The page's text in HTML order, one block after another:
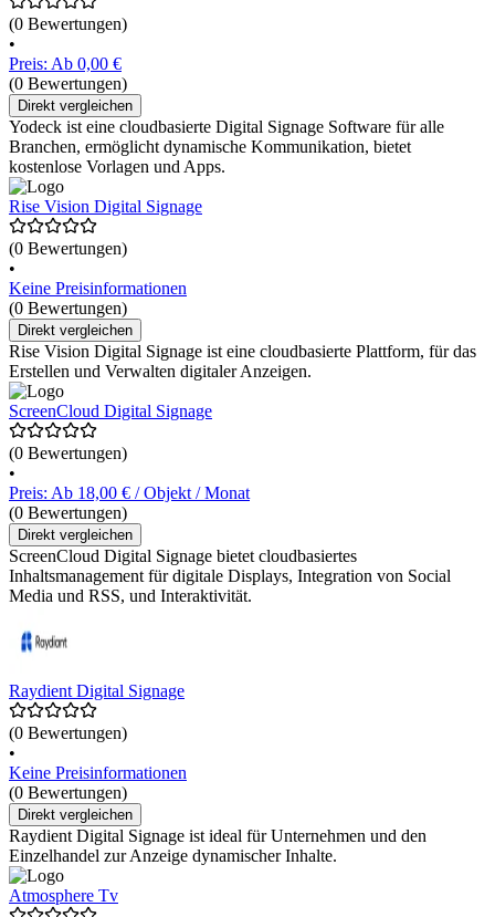
(0 Bewertungen)
•
Preis: Ab 0,00 €
(0 Bewertungen)
Direkt vergleichen
Yodeck ist eine cloudbasierte Digital Signage Software für alle
Branchen, ermöglicht dynamische Kommunikation, bietet
kostenlose Vorlagen und Apps.
Rise Vision Digital Signage
(0 Bewertungen)
•
Keine Preisinformationen
(0 Bewertungen)
Direkt vergleichen
Rise Vision Digital Signage ist eine cloudbasierte Plattform, für das
Erstellen und Verwalten digitaler Anzeigen.
ScreenCloud Digital Signage
(0 Bewertungen)
•
Preis: Ab 18,00 € / Objekt / Monat
(0 Bewertungen)
Direkt vergleichen
ScreenCloud Digital Signage bietet cloudbasiertes
Inhaltsmanagement für digitale Displays, Integration von Social
Media und RSS, und Interaktivität.
Raydient Digital Signage
(0 Bewertungen)
•
Keine Preisinformationen
(0 Bewertungen)
Direkt vergleichen
Raydient Digital Signage ist ideal für Unternehmen und den
Einzelhandel zur Anzeige dynamischer Inhalte.
Atmosphere Tv